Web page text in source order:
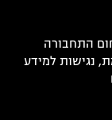
התחבורה
נגישות למידע